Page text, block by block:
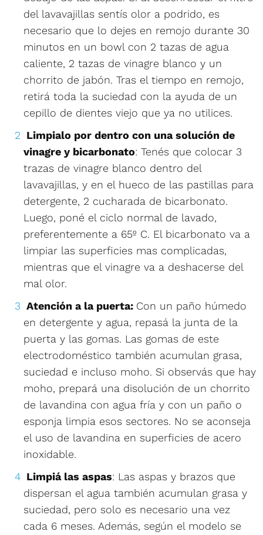
del lavavajillas sentís olor a podrido, es
necesario que lo dejes en remojo durante 30
minutos en un bowl con 2 tazas de agua
caliente, 2 tazas de vinagre blanco y un
chorrito de jabón. Tras el tiempo en remojo,
retirá toda la suciedad con la ayuda de un
cepillo de dientes viejo que ya no utilices.
Limpialo por dentro con una solución de
vinagre y bicarbonato: Tenés que colocar 3
trazas de vinagre blanco dentro del
lavavajillas, y en el hueco de las pastillas para
detergente, 2 cucharada de bicarbonato.
Luego, poné el ciclo normal de lavado,
preferentemente a 65º C. El bicarbonato va a
limpiar las superficies mas complicadas,
mientras que el vinagre va a deshacerse del
mal olor.
Atención a la puerta: Con un paño húmedo
en detergente y agua, repasá la junta de la
puerta y las gomas. Las gomas de este
electrodoméstico también acumulan grasa,
suciedad e incluso moho. Si observás que hay
moho, prepará una disolución de un chorrito
de lavandina con agua fría y con un paño o
esponja limpia esos sectores. No se aconseja
el uso de lavandina en superficies de acero
inoxidable.
Limpiá las aspas: Las aspas y brazos que
dispersan el agua también acumulan grasa y
suciedad, pero solo es necesario una vez
cada 6 meses. Además, según el modelo se